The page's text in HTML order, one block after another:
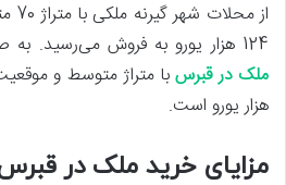
124 هزار یورو به فروش می‌رسید. به صورت میانگین قیمت
ملک در قبرس
هزار یورو است.
مزایای خرید ملک در